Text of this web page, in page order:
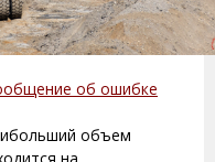
об ошибке
объем